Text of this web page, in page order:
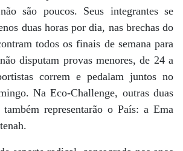
são poucos. Seus integrantes se
duas horas por dia, nas brechas do
todos os finais de semana para
disputam provas menores, de 24 a
correm e pedalam juntos no
Na Eco-Challenge, outras duas
representarão o País: a Ema